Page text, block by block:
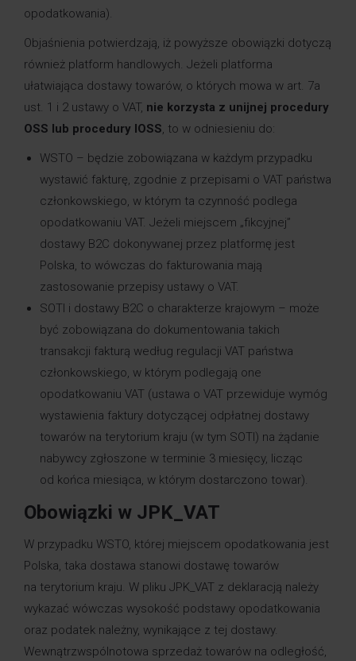
opodatkowania).
Objaśnienia potwierdzają, iż powyższe obowiązki dotyczą
również platform handlowych. Jeżeli platforma
ułatwiająca dostawy towarów, o których mowa w art. 7a
ust. 1 i 2 ustawy o VAT, nie korzysta z unijnej procedury
OSS lub procedury IOSS, to w odniesieniu do:
WSTO – będzie zobowiązana w każdym przypadku
wystawić fakturę, zgodnie z przepisami o VAT państwa
członkowskiego, w którym ta czynność podlega
opodatkowaniu VAT. Jeżeli miejscem „fikcyjnej”
dostawy B2C dokonywanej przez platformę jest
Polska, to wówczas do fakturowania mają
zastosowanie przepisy ustawy o VAT.
SOTI i dostawy B2C o charakterze krajowym – może
być zobowiązana do dokumentowania takich
transakcji fakturą według regulacji VAT państwa
członkowskiego, w którym podlegają one
opodatkowaniu VAT (ustawa o VAT przewiduje wymóg
wystawienia faktury dotyczącej odpłatnej dostawy
towarów na terytorium kraju (w tym SOTI) na żądanie
nabywcy zgłoszone w terminie 3 miesięcy, licząc
od końca miesiąca, w którym dostarczono towar).
Obowiązki w JPK_VAT
W przypadku WSTO, której miejscem opodatkowania jest
Polska, taka dostawa stanowi dostawę towarów
na terytorium kraju. W pliku JPK_VAT z deklaracją należy
wykazać wówczas wysokość podstawy opodatkowania
oraz podatek należny, wynikające z tej dostawy.
Wewnątrzwspólnotowa sprzedaż towarów na odległość,